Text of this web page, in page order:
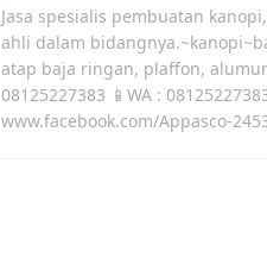
Jasa spesialis pembuatan
ahli dalam
atap baja ringan, plaffon,
08125227383 📱WA :
www.facebook.com/Appasco-